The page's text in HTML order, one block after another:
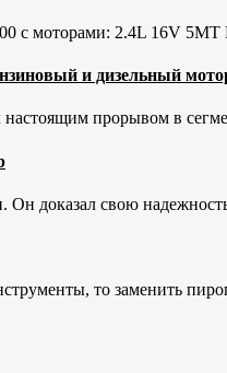
с моторами: 2.4L 16V
и дизельный
прорывом в
доказал свою
то заменить